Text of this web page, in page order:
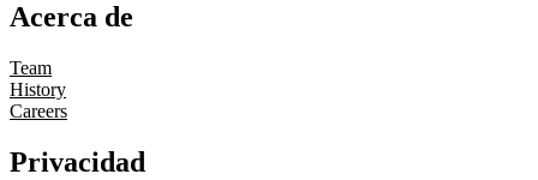
Acerca de
Team
History
Careers
Privacidad